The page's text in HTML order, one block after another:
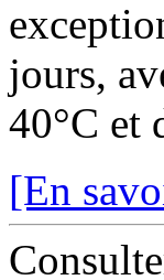
jours,
40°C et
[En